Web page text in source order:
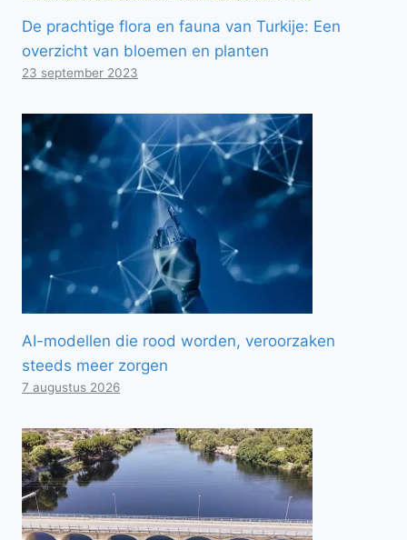
De prachtige flora en fauna van Turkije: Een
overzicht van bloemen en planten
23 september 2023
AI-modellen die rood worden, veroorzaken
steeds meer zorgen
7 augustus 2026